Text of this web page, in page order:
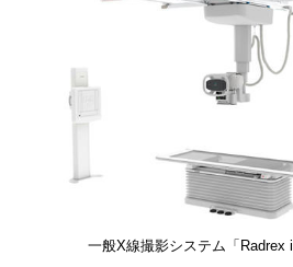
一般X線撮影システム「Radrex